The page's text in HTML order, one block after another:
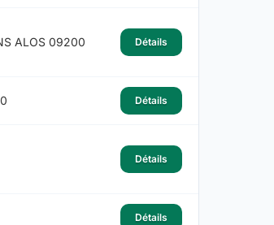
ALOS 09200 Détails
Détails
Détails
Détails